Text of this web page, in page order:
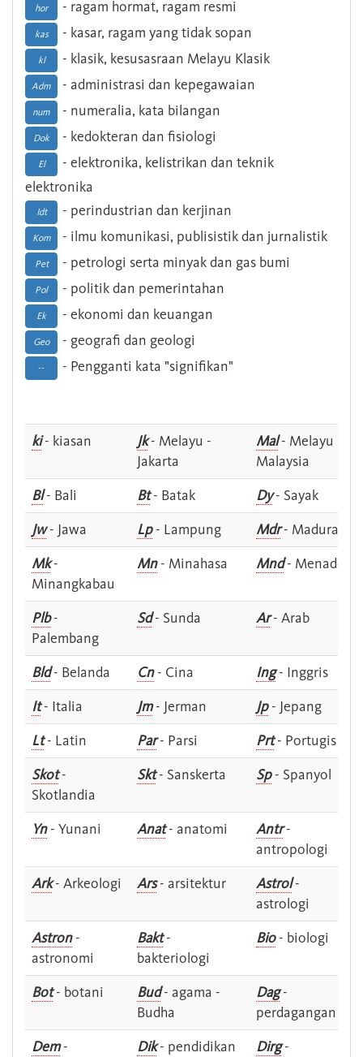
hor - ragam hormat, ragam resmi
kas - kasar, ragam yang tidak sopan
kl - klasik, kesusasraan Melayu Klasik
Adm - administrasi dan kepegawaian
num - numeralia, kata bilangan
Dok - kedokteran dan fisiologi
El
- elektronika, kelistrikan dan teknik
elektronika
Idt - perindustrian dan kerjinan
Kom - ilmu komunikasi, publisistik dan jurnalistik
Pet - petrologi serta minyak dan gas bumi
Pol - politik dan pemerintahan
Ek - ekonomi dan keuangan
Geo - geografi dan geologi
-- - Pengganti kata "signifikan"
ki- kiasan Jk- Melayu -
Jakarta
Mal- Melayu -
Malaysia
Bl- Bali Bt- Batak Dy- Sayak
Jw- Jawa Lp- Lampung Mdr- Madura
Mk-
Minangkabau
Mn- Minahasa Mnd- Menado
Plb-
Palembang
Sd- Sunda Ar- Arab
Bld- Belanda Cn- Cina Ing- Inggris
It- Italia Jm- Jerman Jp- Jepang
Lt- Latin Par- Parsi Prt- Portugis
Skot-
Skotlandia
Skt- Sanskerta Sp- Spanyol
Yn- Yunani Anat- anatomi Antr-
antropologi
Ark- Arkeologi Ars- arsitektur Astrol-
astrologi
Astron-
astronomi
Bakt-
bakteriologi
Bio- biologi
Bot- botani Bud- agama -
Budha
Dag-
perdagangan
Dem-
Dik- pendidikan Dirg-